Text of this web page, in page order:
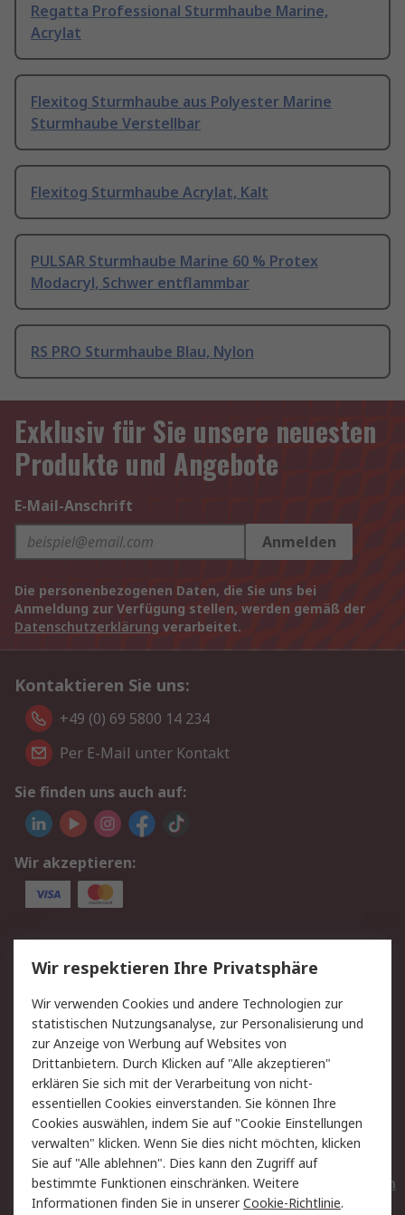
Regatta Professional Sturmhaube Marine,
Acrylat
Flexitog Sturmhaube aus Polyester Marine
Sturmhaube Verstellbar
Flexitog Sturmhaube Acrylat, Kalt
PULSAR Sturmhaube Marine 60 % Protex
Modacryl, Schwer entflammbar
RS PRO Sturmhaube Blau, Nylon
Exklusiv für Sie unsere neuesten
Produkte und Angebote
E-Mail-Anschrift
Anmelden
Die personenbezogenen Daten, die Sie uns bei
Anmeldung zur Verfügung stellen, werden gemäß der
Datenschutzerklärung verarbeitet.
Kontaktieren Sie uns:
+49 (0) 69 5800 14 234
Per E-Mail unter Kontakt
Sie finden uns auch auf:
Wir akzeptieren:
Service
Value Added Services
Lieferlösungen
Rücksendungen
Kontakt
Hilfe
Privatkunden
Rechtliches
AGB
Datenschutz
Cookie-Richtlinie
Zahlungsbedingungen
Copyright/Impressum
Entsorgung
Elektrogeräte/Batterien
Wir respektieren Ihre Privatsphäre
Wir verwenden Cookies und andere Technologien zur
statistischen Nutzungsanalyse, zur Personalisierung und
zur Anzeige von Werbung auf Websites von
Drittanbietern. Durch Klicken auf "Alle akzeptieren"
erklären Sie sich mit der Verarbeitung von nicht-
essentiellen Cookies einverstanden. Sie können Ihre
Cookies auswählen, indem Sie auf "Cookie Einstellungen
verwalten" klicken. Wenn Sie dies nicht möchten, klicken
Sie auf "Alle ablehnen". Dies kann den Zugriff auf
bestimmte Funktionen einschränken. Weitere
Informationen finden Sie in unsererCookie-Richtlinie.